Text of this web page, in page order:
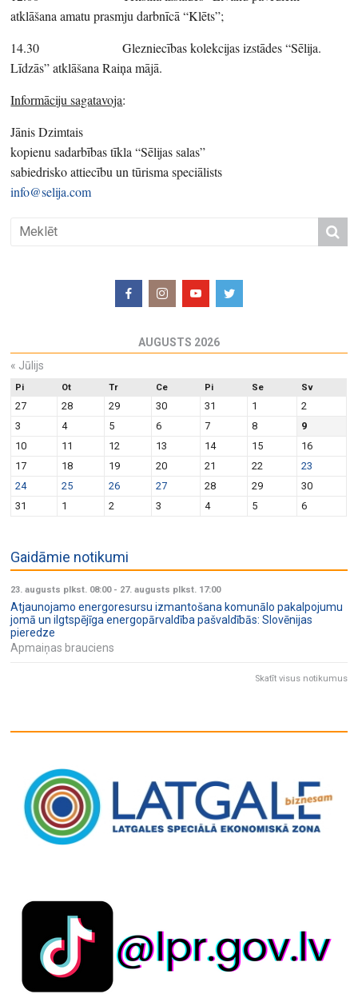
atklāšana amatu prasmju darbnīcā “Klēts”;
14.30 Glezniecības kolekcijas izstādes “Sēlija.
Līdzās” atklāšana Raiņa mājā.
Informāciju sagatavoja:
Jānis Dzimtais
kopienu sadarbības tīkla “Sēlijas salas”
sabiedrisko attiecību un tūrisma speciālists
info@selija.com
AUGUSTS 2026
« Jūlijs
Pi Ot Tr Ce Pi Se Sv
27 28 29 30 31 1
2
3
4 5 6 7 8
9
10
11 12 13 14 15
16
17
18 19 20 21 22
23
24
25 26 27 28 29
30
31
1 2 3 4 5 6
Gaidāmie notikumi
23. augusts plkst. 08:00- 27. augusts plkst. 17:00
Atjaunojamo energoresursu izmantošana komunālo pakalpojumu
jomā un ilgtspējīga energopārvaldība pašvaldībās: Slovēnijas
pieredze
Apmaiņas brauciens
Skatīt visus notikumus